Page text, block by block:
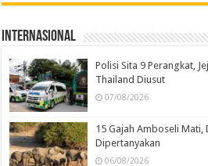
Internasional
Polisi Sita 9 Perangkat,
Thailand Diusut
07/08/2026
15 Gajah Amboseli Mati,
Dipertanyakan
06/08/2026